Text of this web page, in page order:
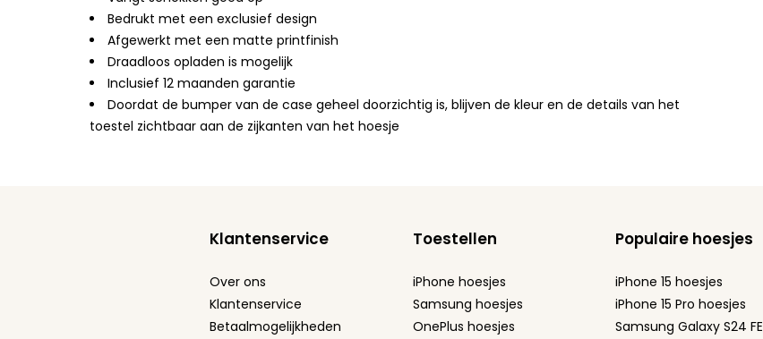
Bedrukt met een exclusief design
Afgewerkt met een matte printfinish
Draadloos opladen is mogelijk
Inclusief 12 maanden garantie
Doordat de bumper van de case geheel doorzichtig is, blijven de kleur en de details van het
toestel zichtbaar aan de zijkanten van het hoesje
Klantenservice
Over ons
Klantenservice
Betaalmogelijkheden
Toestellen
iPhone hoesjes
Samsung hoesjes
OnePlus hoesjes
Populaire hoesjes
iPhone 15 hoesjes
iPhone 15 Pro hoesjes
Samsung Galaxy S24 FE